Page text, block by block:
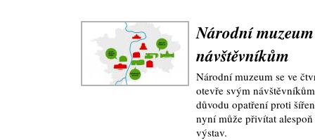
Národní
návštěvníkům
Národní muzeum se ve
otevře svým
důvodu opatření proti
nyní může přivítat
výstav.